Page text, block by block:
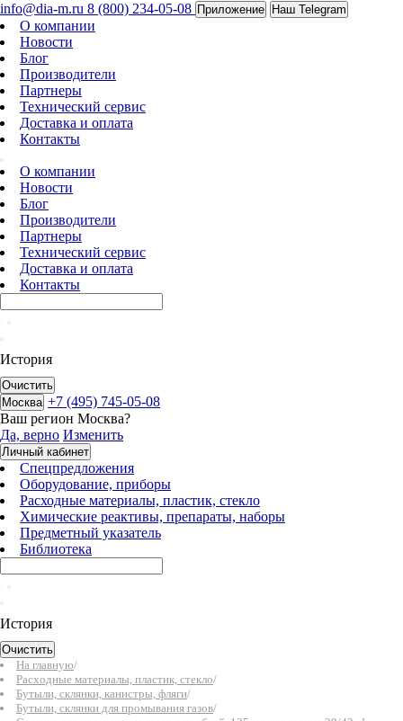
info@dia-m.ru 8 (800) 234-05-08 Приложение Наш Telegram
О компании
Новости
Блог
Производители
Партнеры
Технический сервис
Доставка и оплата
Контакты
О компании
Новости
Блог
Производители
Партнеры
Технический сервис
Доставка и оплата
Контакты
История
Очистить
Москва +7 (495) 745-05-08
Ваш регион Москва?
Да, верно Изменить
Личный кабинет
Спецпредложения
Оборудование, приборы
Расходные материалы, пластик, стекло
Химические реактивы, препараты, наборы
Предметный указатель
Библиотека
История
Очистить
На главную/
Расходные материалы, пластик, стекло/
Бутыли, склянки, канистры, фляги/
Бутыли, склянки для промывания газов/